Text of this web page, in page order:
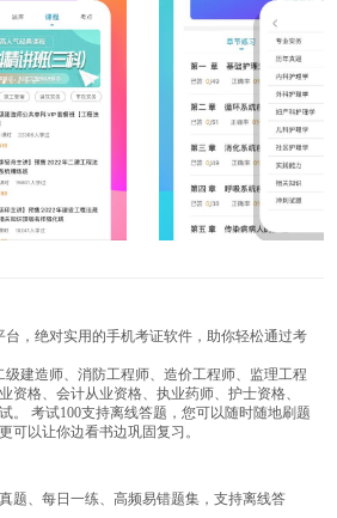
台，绝对实用的手机考证软件，助你轻松通过考
级建造师、消防工程师、造价工程师、监理工程
资格、会计从业资格、执业药师、护士资格、
。 考试100支持离线答题，您可以随时随地刷题
可以让你边看书边巩固复习。
题、每日一练、高频易错题集，支持离线答